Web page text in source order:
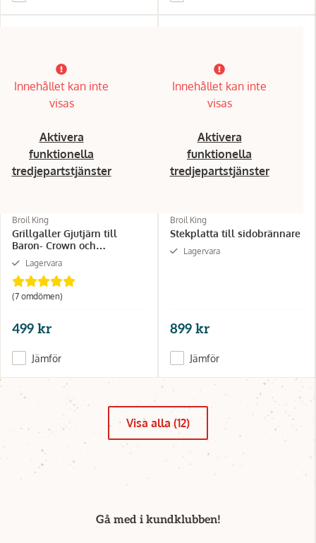
Innehållet kan inte
visas
Aktivera
funktionella
tredjepartstjänster
Broil King
Grillgaller Gjutjärn till
Baron- Crown och
huntington serien
Lagervara
(7 omdömen)
499 kr
Jämför
Innehållet kan inte
visas
Aktivera
funktionella
tredjepartstjänster
Broil King
Stekplatta till sidobrännare
Lagervara
899 kr
Jämför
Visa alla (12)
Gå med i kundklubben!